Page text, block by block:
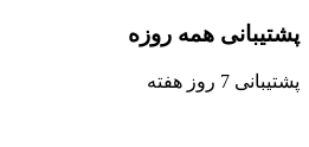
پشتیبانی همه روزه
پشتیبانی 7 روز هفته